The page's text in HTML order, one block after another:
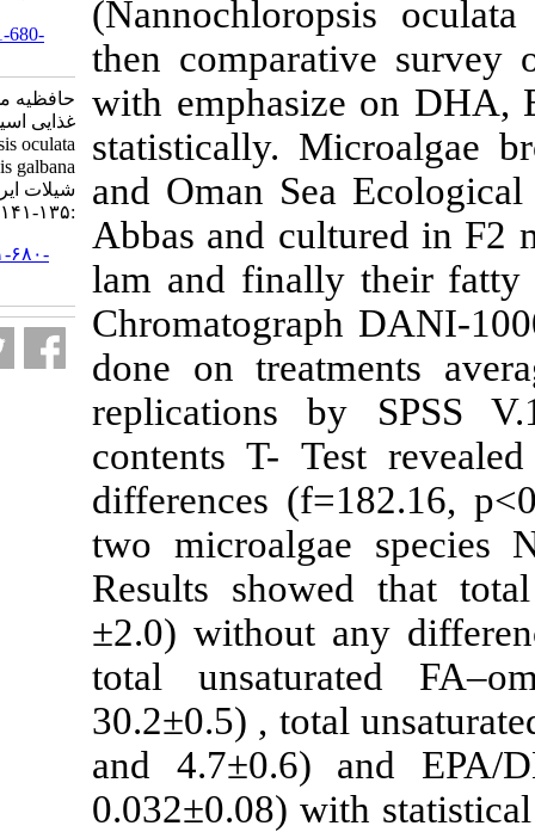
then
with
statistically.
and Oman
Abbas and
lam and
done on
replications
contents T-
differences
two
Results
±2.0) without
total
30.2±0.5) ,
and
0.032±0.08)
(2) :135-141
URL:
http://isfj.ir/article-1-680-
حافظیه محمود. یافته کوتاه: ارزش
غذایی اسید های چرب دو ریز جلبک
Isochrysis galbana. مجله علمي
شيلات ايران. ۱۳۹۴; ۲۴ (۲)
URL:
http://isfj.ir/article-۱-۶۸۰-